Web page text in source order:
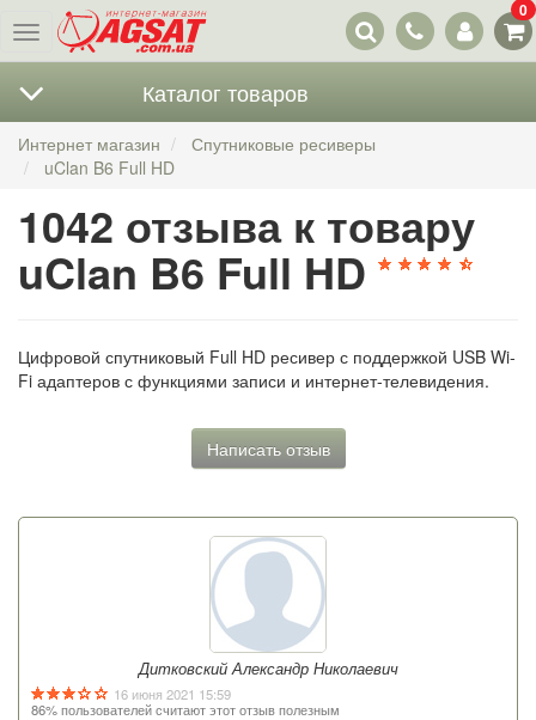
Меню
Наши
контакты
0
Каталог товаров
Интернет магазин
Спутниковые ресиверы
uClan B6 Full HD
1042 отзыва к товару
uClan B6 Full HD
Цифровой спутниковый Full HD ресивер с поддержкой USB Wi-
Fi адаптеров с функциями записи и интернет-телевидения.
Написать отзыв
Дитковский Александр Николаевич
16 июня 2021 15:59
86% пользователей считают этот отзыв полезным